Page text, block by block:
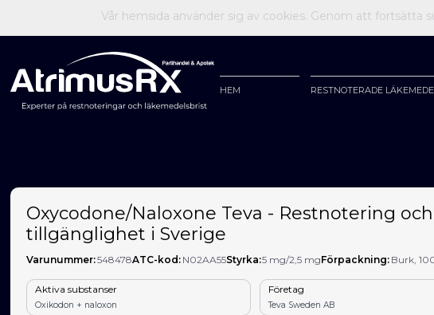
HEM RESTNOTERADE
Oxycodone/Naloxone Teva - Restnotering och
tillgänglighet i Sverige
Varunummer:548478ATC-kod: N02AA55Styrka:5 mg/2,5 mgFörpackning: Burk,
Aktiva substanser
Oxikodon + naloxon
Företag
Teva Sweden AB
Vår hemsida använder sig av cookies. Genom att fortsätta